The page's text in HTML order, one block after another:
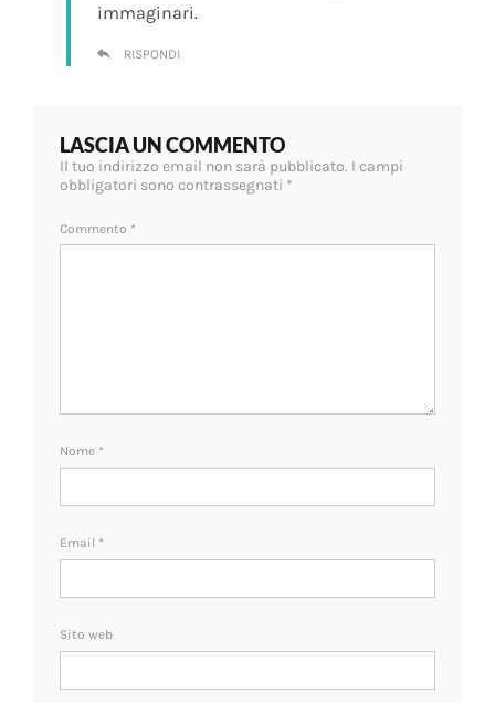
immaginari.
RISPONDI
LASCIA UN COMMENTO
Il tuo indirizzo email non sarà pubblicato. I campi
obbligatori sono contrassegnati *
Commento *
Nome *
Email *
Sito web